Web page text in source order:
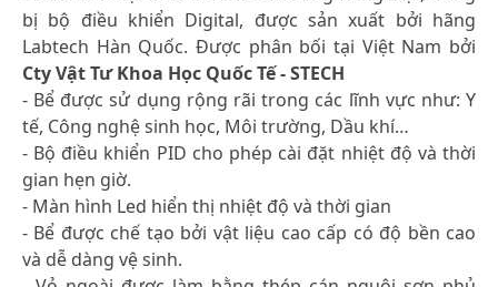
bị bộ điều khiển Digital, được sản xuất bởi hãng
Labtech Hàn Quốc. Được phân bối tại Việt Nam bởi
Cty Vật Tư Khoa Học Quốc Tế - STECH
- Bể được sử dụng rộng rãi trong các lĩnh vực như: Y
tế, Công nghệ sinh học, Môi trường, Dầu khí…
- Bộ điều khiển PID cho phép cài đặt nhiệt độ và thời
gian hẹn giờ.
- Màn hình Led hiển thị nhiệt độ và thời gian
- Bể được chế tạo bởi vật liệu cao cấp có độ bền cao
và dễ dàng vệ sinh.